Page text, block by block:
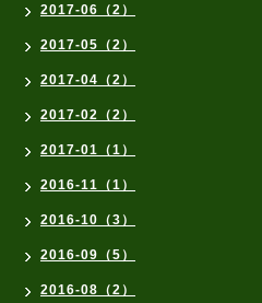
2017-06（2）
2017-05（2）
2017-04（2）
2017-02（2）
2017-01（1）
2016-11（1）
2016-10（3）
2016-09（5）
2016-08（2）